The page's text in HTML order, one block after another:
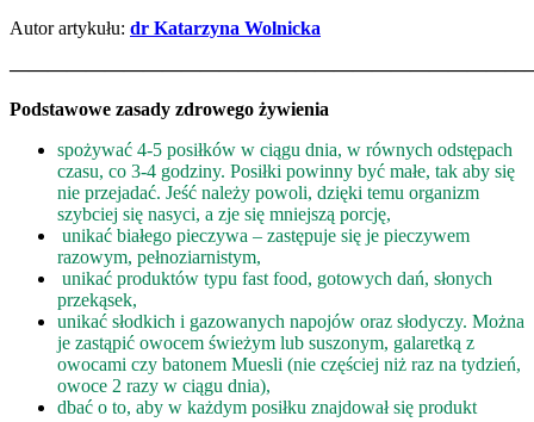
Autor artykułu: dr Katarzyna Wolnicka
Podstawowe zasady zdrowego żywienia
spożywać 4-5 posiłków w ciągu dnia, w równych odstępach
czasu, co 3-4 godziny. Posiłki powinny być małe, tak aby się
nie przejadać. Jeść należy powoli, dzięki temu organizm
szybciej się nasyci, a zje się mniejszą porcję,
unikać białego pieczywa – zastępuje się je pieczywem
razowym, pełnoziarnistym,
unikać produktów typu fast food, gotowych dań, słonych
przekąsek,
unikać słodkich i gazowanych napojów oraz słodyczy. Można
je zastąpić owocem świeżym lub suszonym, galaretką z
owocami czy batonem Muesli (nie częściej niż raz na tydzień,
owoce 2 razy w ciągu dnia),
dbać o to, aby w każdym posiłku znajdował się produkt